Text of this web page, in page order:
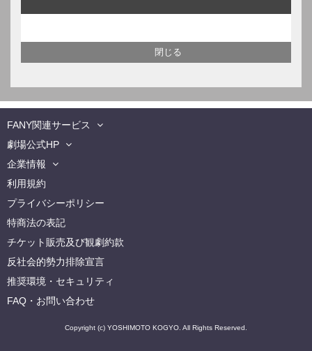
FANY関連サービス
劇場公式HP
企業情報
利用規約
プライバシーポリシー
特商法の表記
チケット販売及び観劇約款
反社会的勢力排除宣言
推奨環境・セキュリティ
FAQ・お問い合わせ
Copyright (c) YOSHIMOTO KOGYO. All Rights Reserved.